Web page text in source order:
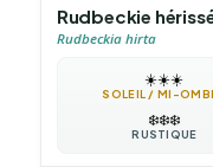
Rudbeckie
Rudbeckia hirta
☀️☀️☀️
SOLEIL / MI-
❄️❄️❄️
RUSTIQUE